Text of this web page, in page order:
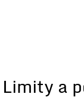
Limity a